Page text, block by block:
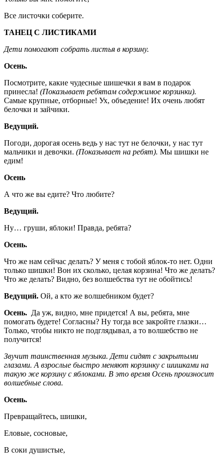
Все листочки соберите.
ТАНЕЦ С ЛИСТИКАМИ
Дети помогают собрать листья в корзину.
Осень.
Посмотрите, какие чудесные шишечки я вам в подарок
принесла! (Показывает ребятам содержимое корзинки).
Самые крупные, отборные! Ух, объедение! Их очень любят
белочки и зайчики.
Ведущий.
Погоди, дорогая осень ведь у нас тут не белочки, у нас тут
мальчики и девочки. (Показывает на ребят). Мы шишки не
едим!
Осень
А что же вы едите? Что любите?
Ведущий.
Ну… груши, яблоки! Правда, ребята?
Осень.
Что же нам сейчас делать? У меня с тобой яблок-то нет. Одни
только шишки! Вон их сколько, целая корзина! Что же делать?
Что же делать? Видно, без волшебства тут не обойтись!
Ведущий. Ой, а кто же волшебником будет?
Осень. Да уж, видно, мне придется! А вы, ребята, мне
помогать будете! Согласны? Ну тогда все закройте глазки…
Только, чтобы никто не подглядывал, а то волшебство не
получится!
Звучит таинственная музыка. Дети сидят с закрытыми
глазами. А взрослые быстро меняют корзинку с шишками на
такую же корзину с яблоками. В это время Осень произносит
волшебные слова.
Осень.
Превращайтесь, шишки,
Еловые, сосновые,
В соки душистые,